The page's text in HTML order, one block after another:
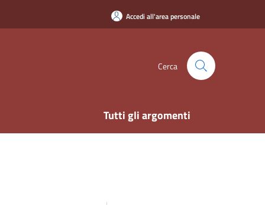
Accedi all'area personale
Cerca
Tutti gli argomenti